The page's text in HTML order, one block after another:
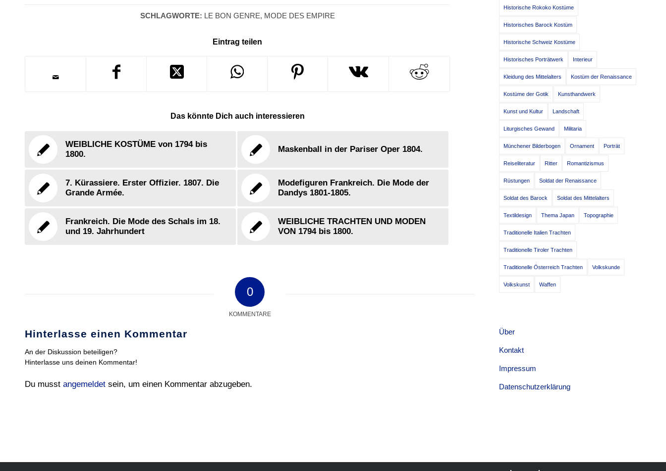
SCHLAGWORTE: LE BON GENRE, MODE DES EMPIRE
Eintrag teilen
Das könnte Dich auch interessieren
WEIBLICHE KOSTÜME von 1794 bis
1800.
Maskenball in der Pariser Oper 1804.
7. Kürassiere. Erster Offizier. 1807. Die
Grande Armée.
Modefiguren Frankreich. Die Mode der
Dandys 1801-1805.
Frankreich. Die Mode des Schals im 18.
und 19. Jahrhundert
WEIBLICHE TRACHTEN UND MODEN
VON 1794 bis 1800.
0
KOMMENTARE
Hinterlasse einen Kommentar
An der Diskussion beteiligen?
Hinterlasse uns deinen Kommentar!
Du musst angemeldet sein, um einen Kommentar abzugeben.
Historische Rokoko Kostüme
Historisches Barock Kostüm
Historische Schweiz Kostüme
Historisches Porträtwerk Interieur
Kleidung des Mittelalters Kostüm der Renaissance
Kostüme der Gotik Kunsthandwerk
Kunst und Kultur Landschaft
Liturgisches Gewand Militaria
Münchener Bilderbogen Ornament Porträt
Reiseliteratur Ritter Romantizismus
Rüstungen Soldat der Renaissance
Soldat des Barock Soldat des Mittelalters
Textildesign Thema Japan Topographie
Traditionelle Italien Trachten
Traditionelle Tiroler Trachten
Traditionelle Österreich Trachten Volkskunde
Volkskunst Waffen
Über
Kontakt
Impressum
Datenschutzerklärung